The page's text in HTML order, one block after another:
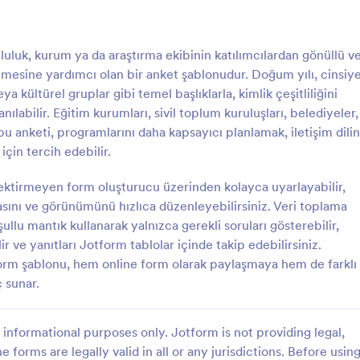
kurum ya da araştırma ekibinin katılımcılardan gönüllü
yardımcı olan bir anket şablonudur. Doğum yılı,
kültürel gruplar gibi temel başlıklarla, kimlik çeşitliliğini
Eğitim kurumları, sivil toplum kuruluşları, belediyeler,
anketi, programlarını daha kapsayıcı planlamak, iletişim
tercih edebilir.
form oluşturucu üzerinden kolayca uyarlayabilir,
ve görünümünü hızlıca düzenleyebilirsiniz. Veri toplama
mantık kullanarak yalnızca gerekli soruları gösterebilir,
ve yanıtları Jotform tablolar içinde takip edebilirsiniz.
şablonu, hem online form olarak paylaşmaya hem de farklı
sunar.
purposes only. Jotform is not providing legal,
forms are legally valid in all or any jurisdictions. Before using
Şablon Kullan
EBA Anketi
toplamaya ve öğrencilerin evdeki
olanaklarını anlamak için
yarayan bir anket formudur.
zamandan tasarruf edin!
Go to Category:
Eğitim Formları